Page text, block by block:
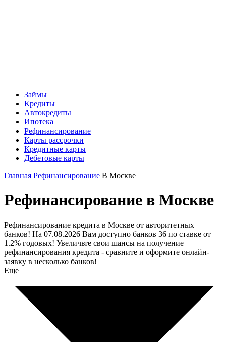
Займы
Кредиты
Автокредиты
Ипотека
Рефинансирование
Карты рассрочки
Кредитные карты
Дебетовые карты
Главная Рефинансирование В Москве
Рефинансирование в Москве
Рефинансирование кредита в Москве от авторитетных
банков! На 07.08.2026 Вам доступно банков 36 по ставке от
1.2% годовых! Увеличьте свои шансы на получение
рефинансирования кредита - сравните и оформите онлайн-
заявку в несколько банков!
Еще